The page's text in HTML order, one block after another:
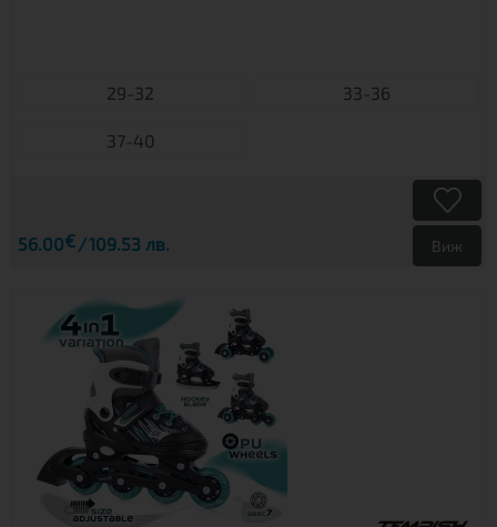
29-32 33-36
37-40
56.00€ 109.53 лв. Виж